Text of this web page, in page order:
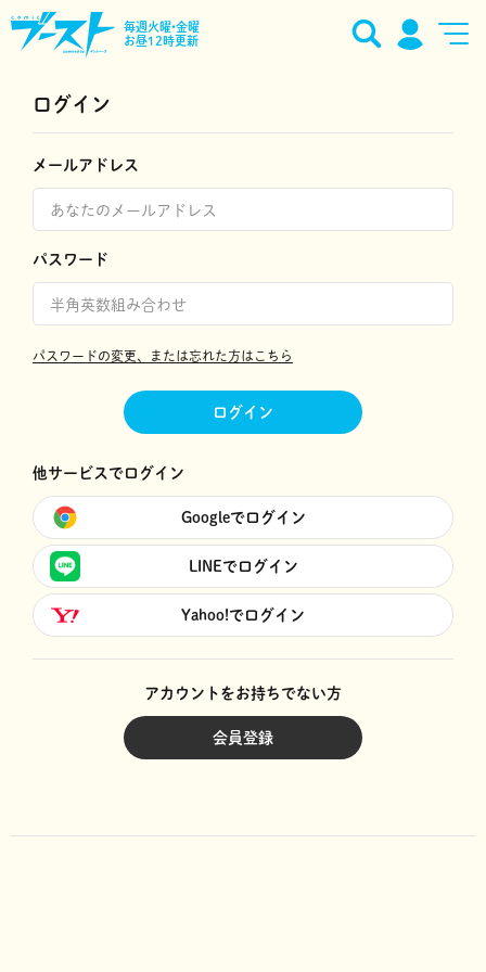
毎週火曜•金曜
お昼12時更新
ログイン
メールアドレス
パスワード
パスワードの変更、または忘れた方はこちら
ログイン
他サービスでログイン
Googleでログイン
LINEでログイン
Yahoo!でログイン
アカウントをお持ちでない方
会員登録